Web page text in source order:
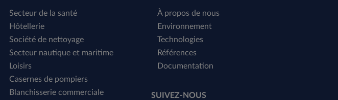
Secteur de la santé
Hôtellerie
Société de nettoyage
Secteur nautique et maritime
Loisirs
Casernes de pompiers
Blanchisserie commerciale
À propos de nous
Environnement
Technologies
Références
Documentation
SUIVEZ-NOUS